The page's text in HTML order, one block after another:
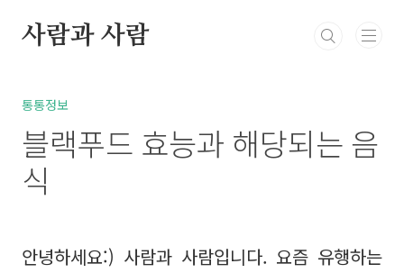
사람과 사람
북부정류장 레스카페
통통정보
블랙푸드 효능과 해당되는 음
식
안녕하세요:) 사람과 사람입니다. 요즘 유행하는